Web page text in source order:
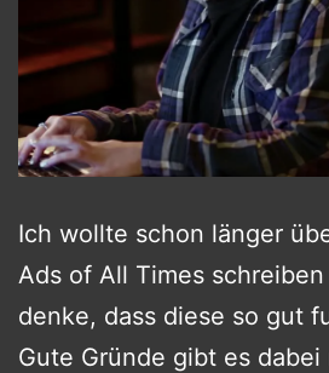
Ich wollte schon länger
Ads of All Times
denke, dass diese so gut
Gute Gründe gibt es